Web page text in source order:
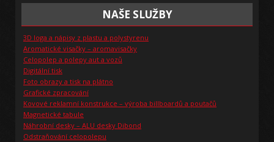
NAŠE SLUŽBY
3D loga a nápisy z plastu a polystyrenu
Aromatické visačky – aromavisačky
Celopolep a polepy aut a vozů
Digitální tisk
Foto obrazy a tisk na plátno
Grafické zpracování
Kovové reklamní konstrukce – výroba billboardů a poutačů
Magnetické tabule
Náhrobní desky – ALU desky Dibond
Odstraňování celopolepu